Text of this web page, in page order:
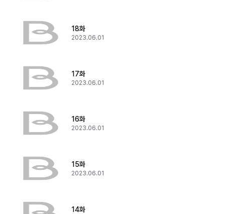
18화
2023.06.01
17화
2023.06.01
16화
2023.06.01
15화
2023.06.01
14화